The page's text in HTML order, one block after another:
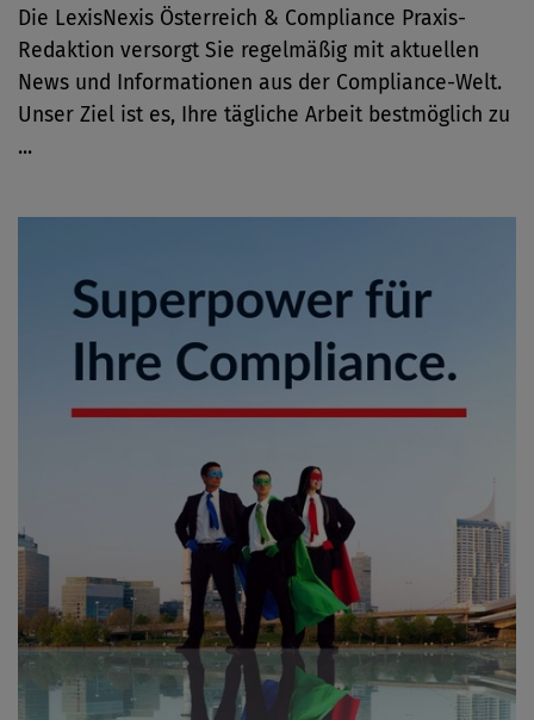
Die LexisNexis Österreich & Compliance Praxis-
Redaktion versorgt Sie regelmäßig mit aktuellen
News und Informationen aus der Compliance-Welt.
Unser Ziel ist es, Ihre tägliche Arbeit bestmöglich zu
...